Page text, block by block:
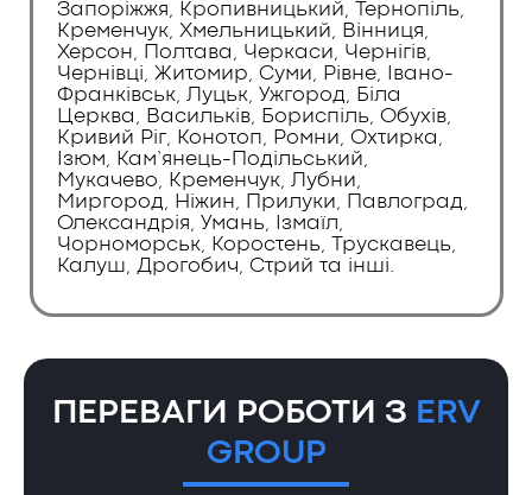
Запоріжжя, Кропивницький, Тернопіль,
Кременчук, Хмельницький, Вінниця,
Херсон, Полтава, Черкаси, Чернігів,
Чернівці, Житомир, Суми, Рівне, Івано-
Франківськ, Луцьк, Ужгород, Біла
Церква, Васильків, Бориспіль, Обухів,
Кривий Ріг, Конотоп, Ромни, Охтирка,
Ізюм, Кам’янець-Подільський,
Мукачево, Кременчук, Лубни,
Миргород, Ніжин, Прилуки, Павлоград,
Олександрія, Умань, Ізмаїл,
Чорноморськ, Коростень, Трускавець,
Калуш, Дрогобич, Стрий та інші.
ПЕРЕВАГИ РОБОТИ З ERV
GROUP